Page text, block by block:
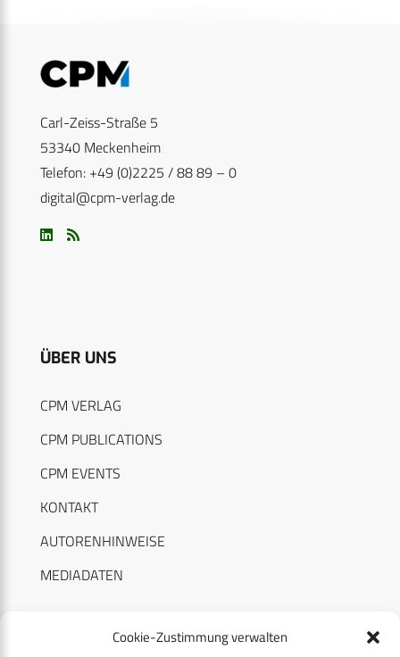
Cookie-Zustimmung verwalten
Carl-Zeiss-Straße 5
53340 Meckenheim
Telefon: +49 (0)2225 / 88 89 – 0
digital@cpm-verlag.de
ÜBER UNS
CPM VERLAG
CPM PUBLICATIONS
CPM EVENTS
KONTAKT
AUTORENHINWEISE
MEDIADATEN